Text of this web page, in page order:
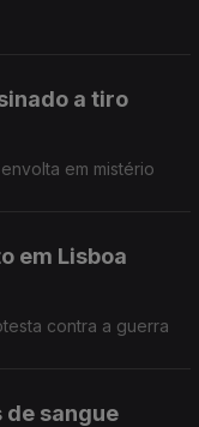
a tiro
em mistério
em Lisboa
contra a guerra
de sangue